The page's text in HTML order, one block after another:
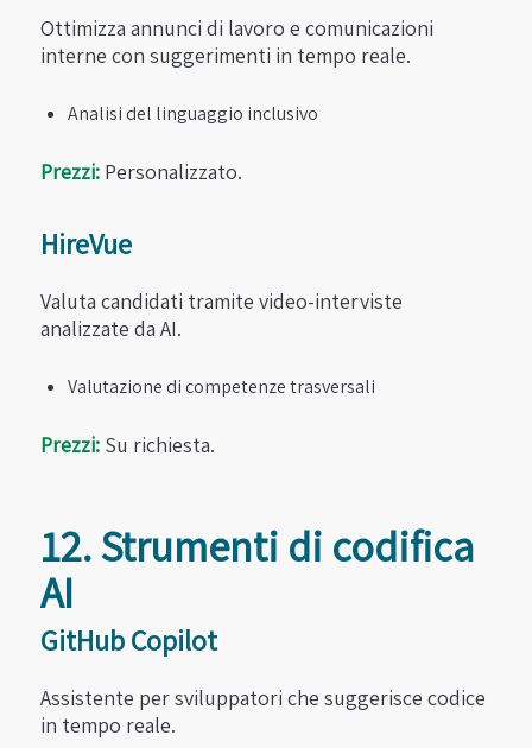
Ottimizza annunci di lavoro e comunicazioni
interne con suggerimenti in tempo reale.
Analisi del linguaggio inclusivo
Prezzi:Personalizzato.
HireVue
Valuta candidati tramite video-interviste
analizzate da AI.
Valutazione di competenze trasversali
Prezzi:Su richiesta.
12. Strumenti di codifica
AI
GitHub Copilot
Assistente per sviluppatori che suggerisce codice
in tempo reale.